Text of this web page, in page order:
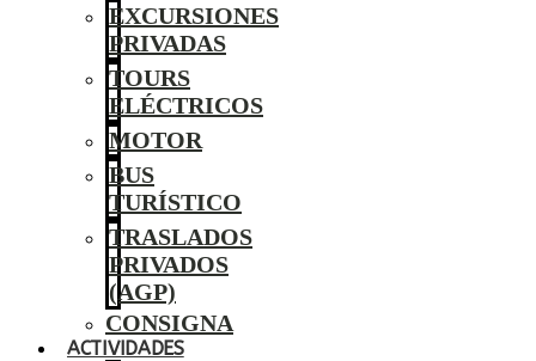
EXCURSIONES
PRIVADAS
TOURS
ELÉCTRICOS
MOTOR
BUS
TURÍSTICO
TRASLADOS
PRIVADOS
(AGP)
CONSIGNA
ACTIVIDADES